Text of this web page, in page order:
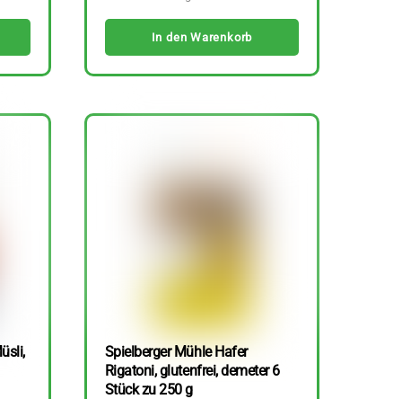
In den Warenkorb
Spielberger Mühle Hafer
Rigatoni, glutenfrei, demeter 6
Stück zu 250 g